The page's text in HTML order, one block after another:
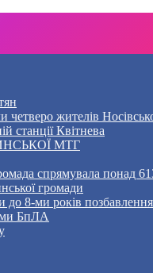
четверо жителів
станції Квітнева
МТГ
спрямувала понад
громади
8-ми років позбавлення
БпЛА